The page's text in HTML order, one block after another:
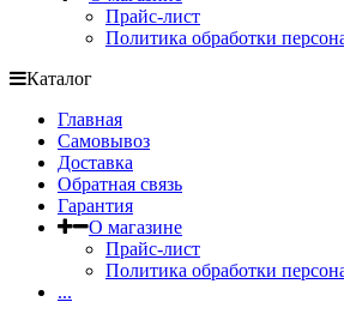
Прайс-лист
Политика обработки
Каталог
Главная
Самовывоз
Доставка
Обратная связь
Гарантия
О магазине
Прайс-лист
Политика обработки
...